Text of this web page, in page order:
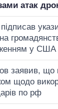
атак
у США
заявив, що
щодо
по рф